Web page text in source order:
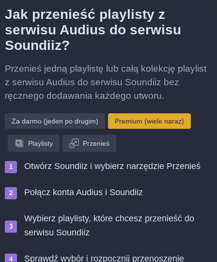
Jak przenieść playlisty z
serwisu Audius do serwisu
Soundiiz?
Przenieś jedną playlistę lub całą kolekcję playlist
z serwisu Audius do serwisu Soundiiz bez
ręcznego dodawania każdego utworu.
Za darmo (jeden po drugim) Premium (wiele naraz)
Playlisty Przenieś
Otwórz Soundiiz i wybierz narzędzie Przenieś
Połącz konta Audius i Soundiiz
Wybierz playlisty, które chcesz przenieść do
serwisu Soundiiz
Sprawdź wybór i rozpocznij przenoszenie